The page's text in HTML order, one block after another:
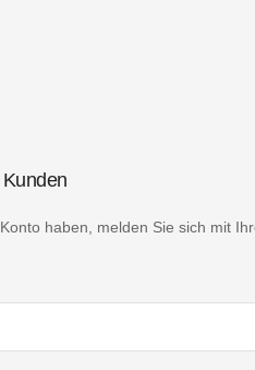
haben, melden Sie sich mit